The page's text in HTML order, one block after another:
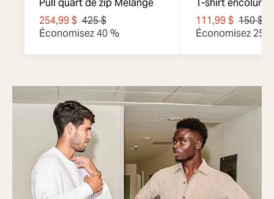
Pull quart de zip Mélange
254,99 $ 425 $
Économisez 40 %
T-shirt encolure
coton Supima
111,99 $ 150 $
Économisez 25